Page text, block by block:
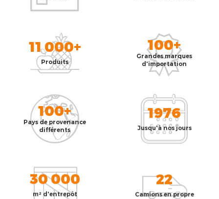
11 000+
Produits
100+
Grandes marques
d'importation
100+
Pays de provenance
différents
1976
Jusqu'à nos jours
30 000
m² d'entrepôt
22
Camions en propre